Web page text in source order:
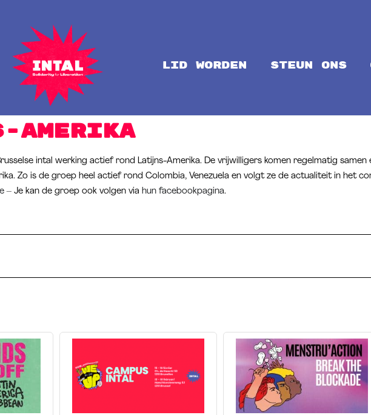
LID WORDEN steun ons
intal werking actief rond Latijns-Amerika. De vrijwilligers komen regelmatig
Zo is de groep heel actief rond Colombia, Venezuela en volgt ze de actualiteit in het
– Je kan de groep ook volgen via hun facebookpagina.